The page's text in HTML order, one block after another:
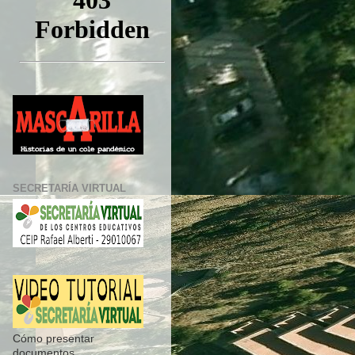
SECRETARÍA VIRTUAL
Cómo presentar